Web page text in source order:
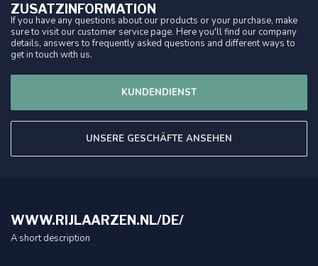
ZUSATZINFORMATION
If you have any questions about our products or your purchase, make
sure to visit our customer service page. Here you'll find our company
details, answers to frequently asked questions and different ways to
get in touch with us.
KUNDENDIENST
UNSERE GESCHÄFTE ANSEHEN
WWW.RIJLAARZEN.NL/DE/
A short description